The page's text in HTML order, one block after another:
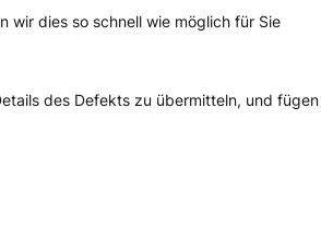
wir dies so schnell wie möglich für Sie
des Defekts zu übermitteln, und fügen